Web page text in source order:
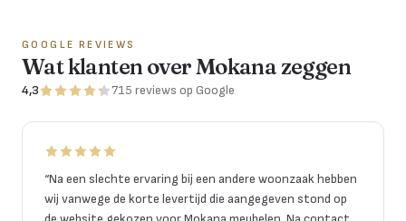
GOOGLE REVIEWS
Wat klanten over Mokana zeggen
4,3 715 reviews op Google
“Na een slechte ervaring bij een andere woonzaak hebben
wij vanwege de korte levertijd die aangegeven stond op